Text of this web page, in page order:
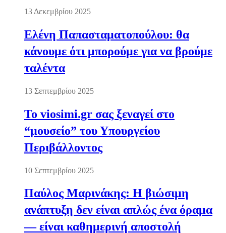
13 Δεκεμβρίου 2025
Ελένη Παπασταματοπούλου: θα
κάνουμε ότι μπορούμε για να βρούμε
ταλέντα
13 Σεπτεμβρίου 2025
Το viosimi.gr σας ξεναγεί στο
“μουσείο” του Υπουργείου
Περιβάλλοντος
10 Σεπτεμβρίου 2025
Παύλος Μαρινάκης: Η βιώσιμη
ανάπτυξη δεν είναι απλώς ένα όραμα
— είναι καθημερινή αποστολή